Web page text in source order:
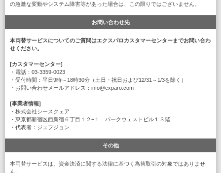
の急激な変動やシステム障害等があった場合は、この限りではございません。
お問い合わせ先
本両替サービスについてのご質問はエクスパロカスタマーセンターまでお問い合わ
せください。
[カスタマーセンター]
・電話：03-3359-0023
・受付時間：平日9時～18時30分（土日・祝日および12/31～1/3を除く）
・お問い合わせメールアドレス：info@exparo.com
[事業者情報]
・株式会社シースクェア
・東京都新宿区西新宿６丁目１２−１ パークウェストビル１３階
・代表者：ジェフジョン
その他
本両替サービスは、資金決済に関する法律に基づく為替取引の対象ではありませ
ん。